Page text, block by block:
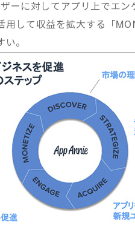
ーに対してアプリ上でエン
用して収益を拡大する「
。